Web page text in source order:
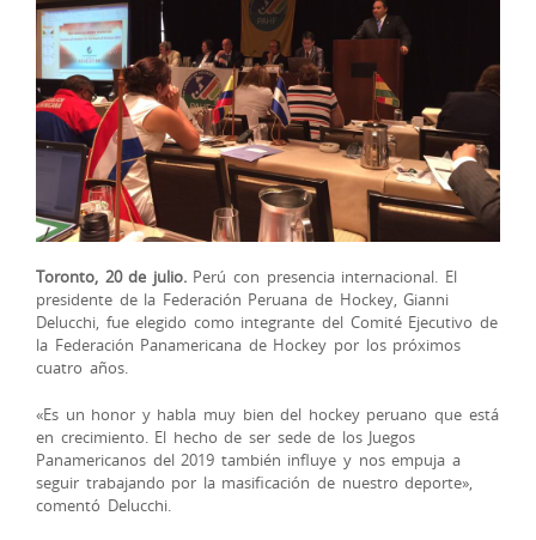
Toronto, 20 de julio.Perú con presencia internacional. El
presidente de la Federación Peruana de Hockey, Gianni
Delucchi, fue elegido como integrante del Comité Ejecutivo de
la Federación Panamericana de Hockey por los próximos
cuatro años.
«Es un honor y habla muy bien del hockey peruano que está
en crecimiento. El hecho de ser sede de los Juegos
Panamericanos del 2019 también influye y nos empuja a
seguir trabajando por la masificación de nuestro deporte»,
comentó Delucchi.